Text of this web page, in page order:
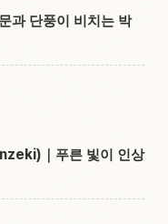
과 단풍이 비치는 박
｜푸른 빛이 인상